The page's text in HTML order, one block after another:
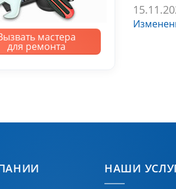
мастера
для ремонта
НАШИ